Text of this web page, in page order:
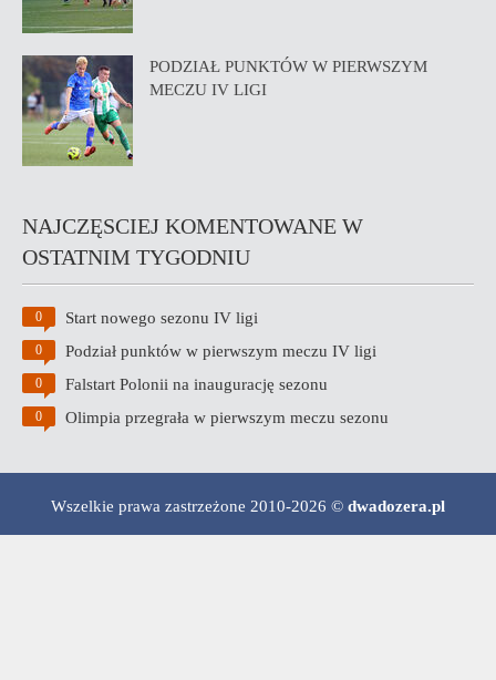
PODZIAŁ PUNKTÓW W PIERWSZYM
MECZU IV LIGI
NAJCZĘSCIEJ KOMENTOWANE W
OSTATNIM TYGODNIU
0 Start nowego sezonu IV ligi
0 Podział punktów w pierwszym meczu IV ligi
0 Falstart Polonii na inaugurację sezonu
0 Olimpia przegrała w pierwszym meczu sezonu
Wszelkie prawa zastrzeżone 2010-2026 © dwadozera.pl